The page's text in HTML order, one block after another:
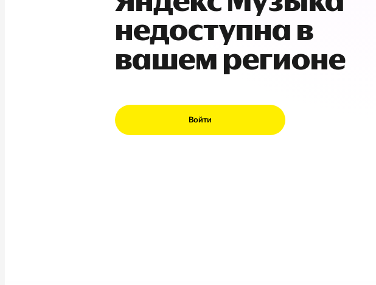
недоступна в
вашем регионе
Войти